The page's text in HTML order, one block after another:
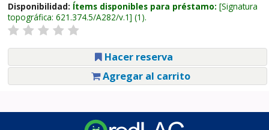
Disponibilidad: Ítems disponibles para préstamo: Signatura
topográfica: 621.374.5/A282/v.1 (1).
Hacer reserva
Agregar al carrito